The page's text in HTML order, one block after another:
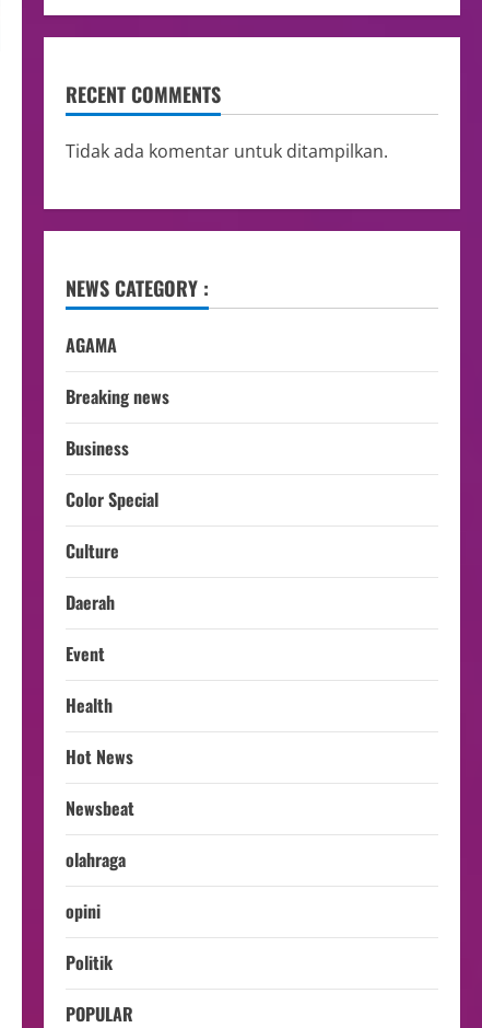
RECENT COMMENTS
Tidak ada komentar untuk ditampilkan.
NEWS CATEGORY :
AGAMA
Breaking news
Business
Color Special
Culture
Daerah
Event
Health
Hot News
Newsbeat
olahraga
opini
Politik
POPULAR